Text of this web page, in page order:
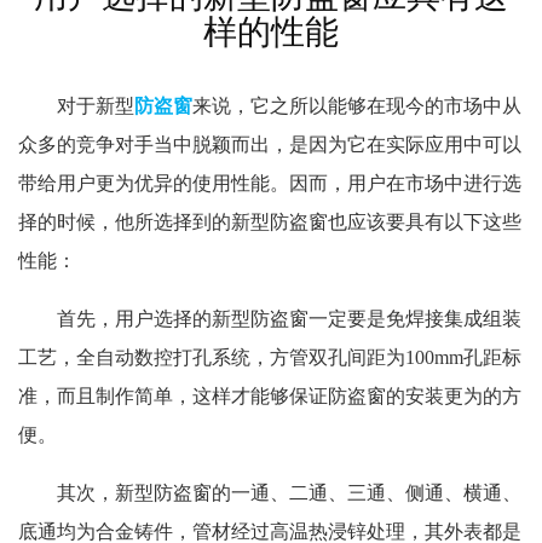
样的性能
对于新型 防盗窗来说，它之所以能够在现今的市场中从
众多的竞争对手当中脱颖而出，是因为它在实际应用中可以
带给用户更为优异的使用性能。因而，用户在市场中进行选
择的时候，他所选择到的新型防盗窗也应该要具有以下这些
性能：
首先，用户选择的新型防盗窗一定要是免焊接集成组装
工艺，全自动数控打孔系统，方管双孔间距为100mm孔距标
准，而且制作简单，这样才能够保证防盗窗的安装更为的方
便。
其次，新型防盗窗的一通、二通、三通、侧通、横通、
底通均为合金铸件，管材经过高温热浸锌处理，其外表都是